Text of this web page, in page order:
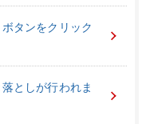
タンをクリック
としが行われま